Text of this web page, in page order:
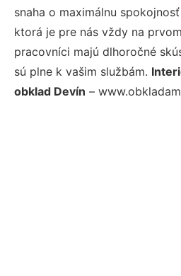
snaha o maximálnu
ktorá je pre nás vždy na
pracovníci majú dlhoročné
sú plne k vašim službám.
obklad Devín –